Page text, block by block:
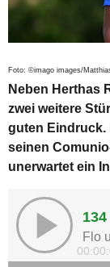
Foto: ©imago images/
Neben Herthas
zwei weitere
guten Eindruck.
seinen
unerwartet ein